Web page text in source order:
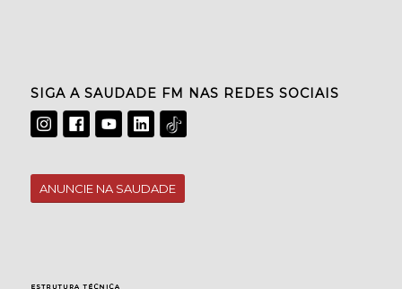
SIGA A SAUDADE FM NAS REDES SOCIAIS
ANUNCIE NA SAUDADE